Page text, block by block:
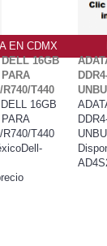
EN CDMX
16GB
R740/T440
16GB
R740/T440